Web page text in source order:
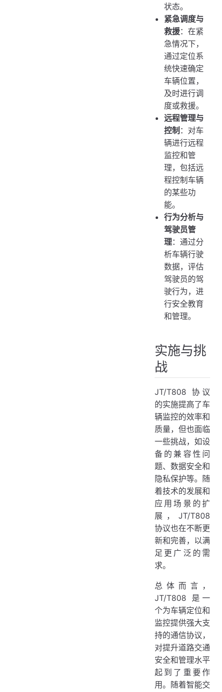
状态。
紧急调度与
救援：在紧
急情况下，
通过定位系
统快速确定
车辆位置，
及时进行调
度或救援。
远程管理与
控制 ：对车
辆进行远程
监控和管
理，包括远
程控制车辆
的某些功
能。
行为分析与
驾驶员管
理：通过分
析车辆行驶
数据，评估
驾驶员的驾
驶行为，进
行安全教育
和管理。
实施与挑
战
JT/T808 协议
的实施提高了车
辆监控的效率和
质量，但也面临
一些挑战，如设
备的兼容性问
题、数据安全和
隐私保护等。随
着技术的发展和
应用场景的扩
展，JT/T808
协议也在不断更
新和完善，以满
足更广泛的需
求。
总体而言，
JT/T808 是一
个为车辆定位和
监控提供强大支
持的通信协议，
对提升道路交通
安全和管理水平
起到了重要作
用。随着智能交